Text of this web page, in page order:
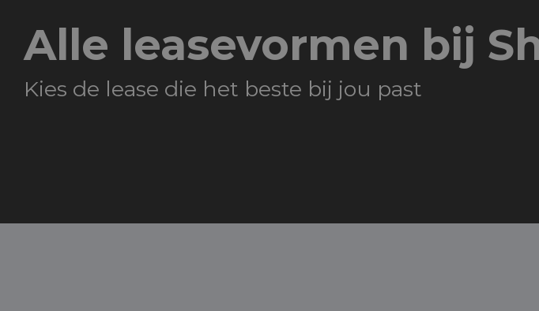
Alle leasevormen bij
Kies de lease die het beste bij jou past